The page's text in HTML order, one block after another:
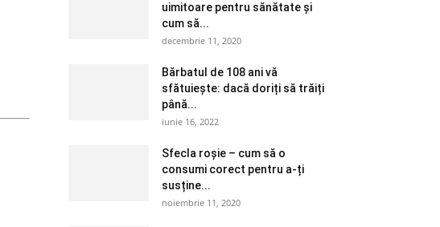
uimitoare pentru sănătate și
cum să...
decembrie 11, 2020
Bărbatul de 108 ani vă
sfătuiește: dacă doriți să trăiți
până...
iunie 16, 2022
Sfecla roșie – cum să o
consumi corect pentru a-ți
susține...
noiembrie 11, 2020